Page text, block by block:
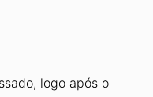
logo após o